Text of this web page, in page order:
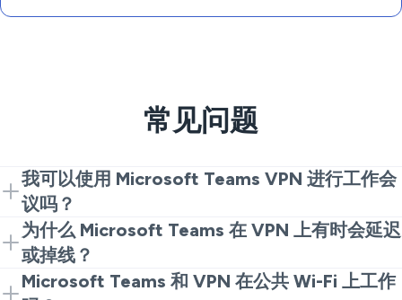
常见问题
我可以使用 Microsoft Teams VPN 进行工作会
议吗？
可以。连接到 VeePN，然后打开 Teams 加入会议。作
为最佳实践，在使用 VPN 进行工作工具时，请遵循公
司的安全规则。
为什么 Microsoft Teams 在 VPN 上有时会延迟
或掉线？
通常是距离或路由问题。如果服务器距离太远，延迟会
Microsoft Teams 和 VPN 在公共 Wi-Fi 上工作